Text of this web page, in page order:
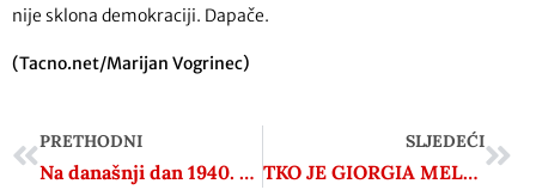
nije sklona demokraciji. Dapače.
(Tacno.net/Marijan Vogrinec)
PRETHODNI
Na današnji dan 1940. potpisan Hitlerov Trojni pakt
SLJEDEĆI
TKO JE GIORGIA MELONI, BUDUĆA TALIJANSKA PREMIJERKA KOJOJ MNOGI ČESTITAJU NA POBJEDI, ALI I PRIJETE SMRĆU?